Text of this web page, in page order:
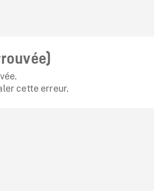
cette erreur.